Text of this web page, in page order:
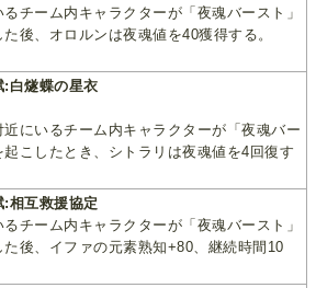
チーム内キャラクターが「夜魂バースト」
た後、オロルンは夜魂値を40獲得する。
:白燧蝶の星衣
近にいるチーム内キャラクターが「夜魂バー
起こしたとき、シトラリは夜魂値を4回復す
:相互救援協定
チーム内キャラクターが「夜魂バースト」
た後、イファの元素熟知+80、継続時間10